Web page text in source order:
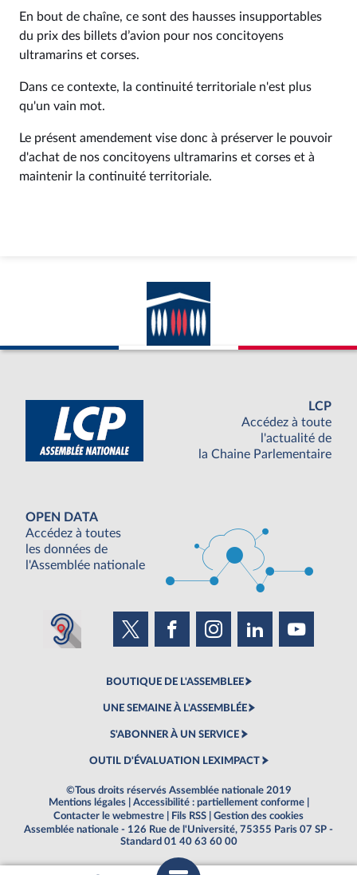
En bout de chaîne, ce sont des hausses insupportables
du prix des billets d’avion pour nos concitoyens
ultramarins et corses.
Dans ce contexte, la continuité territoriale n'est plus
qu'un vain mot.
Le présent amendement vise donc à préserver le pouvoir
d'achat de nos concitoyens ultramarins et corses et à
maintenir la continuité territoriale.
LCP
Accédez à toute
l'actualité de
la Chaine Parlementaire
OPEN DATA
Accédez à toutes
les données de
l'Assemblée nationale
BOUTIQUE DE L'ASSEMBLEE
UNE SEMAINE À L'ASSEMBLÉE
S'ABONNER À UN SERVICE
OUTIL D'ÉVALUATION LEXIMPACT
©Tous droits réservés Assemblée nationale 2019
Mentions légales
Accessibilité : partiellement conforme
Contacter le webmestre
Fils RSS
Gestion des cookies
Assemblée nationale - 126 Rue de l'Université, 75355 Paris 07 SP -
Standard 01 40 63 60 00